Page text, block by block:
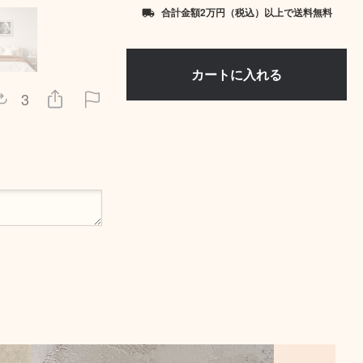
3
local_shipping 合計金額2万円（税込）以上で送料無料